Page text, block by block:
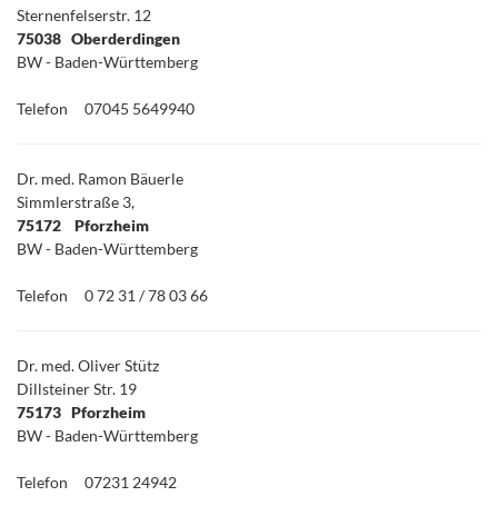
Sternenfelserstr. 12
75038 Oberderdingen
BW - Baden-Württemberg
Telefon 07045 5649940
Dr. med. Ramon Bäuerle
Simmlerstraße 3,
75172 Pforzheim
BW - Baden-Württemberg
Telefon 0 72 31 / 78 03 66
Dr. med. Oliver Stütz
Dillsteiner Str. 19
75173 Pforzheim
BW - Baden-Württemberg
Telefon 07231 24942